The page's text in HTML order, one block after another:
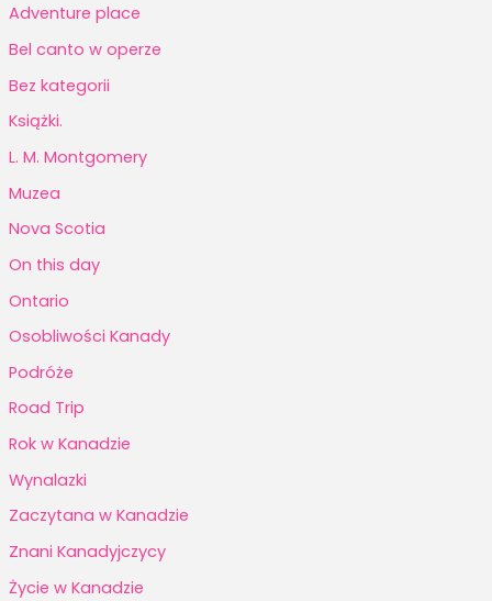
Adventure place
Bel canto w operze
Bez kategorii
Książki.
L. M. Montgomery
Muzea
Nova Scotia
On this day
Ontario
Osobliwości Kanady
Podróże
Road Trip
Rok w Kanadzie
Wynalazki
Zaczytana w Kanadzie
Znani Kanadyjczycy
Życie w Kanadzie